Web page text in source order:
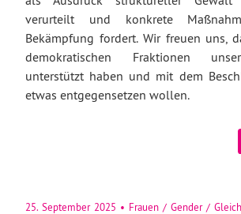
verurteilt und konkrete
Bekämpfung fordert. Wir freuen uns,
demokratischen Fraktionen
unterstützt haben und mit dem
etwas entgegensetzen wollen.
25. September 2025 • Frauen / Gender /